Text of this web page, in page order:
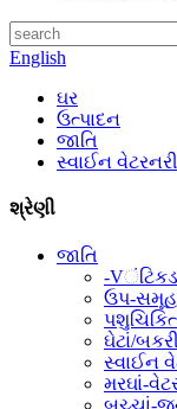
English
ઘર
ઉત્પાદન
જાતિ
સ્વાઈન
શ્રેણી
જાતિ
-
ઉપ-સમૂહ
ઘેટાં/
સ્વાઈન
મરઘાં-
બચ્ચાં-